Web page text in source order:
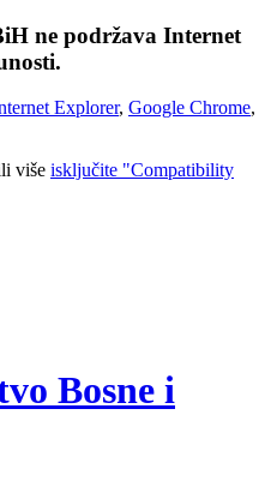
ne podržava Internet
Explorer, Google Chrome,
više isključite "Compatibility
Bosne i